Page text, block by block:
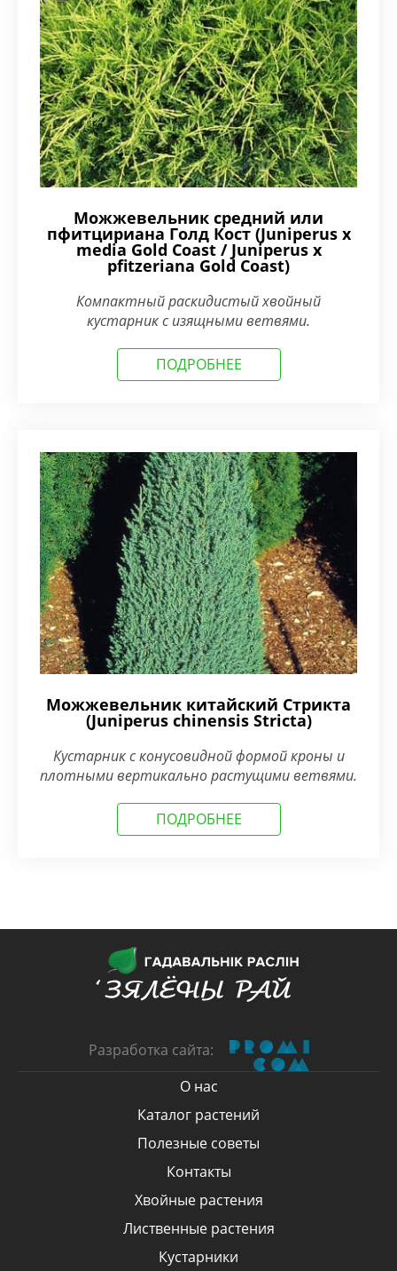
Можжевельник средний или
пфитцириана Голд Кост (Juniperus x
media Gold Coast / Juniperus x
pfitzeriana Gold Coast)
Компактный раскидистый хвойный
кустарник с изящными ветвями.
ПОДРОБНЕЕ
Можжевельник китайский Стрикта
(Juniperus chinensis Stricta)
Кустарник с конусовидной формой кроны и
плотными вертикально растущими ветвями.
ПОДРОБНЕЕ
Разработка сайта:
О нас
Каталог растений
Полезные советы
Контакты
Хвойные растения
Лиственные растения
Кустарники